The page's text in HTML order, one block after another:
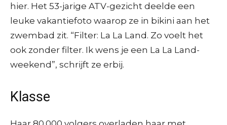
hier. Het 53-jarige ATV-gezicht deelde een
leuke vakantiefoto waarop ze in bikini aan het
zwembad zit. “Filter: La La Land. Zo voelt het
ook zonder filter. Ik wens je een La La Land-
weekend”, schrijft ze erbij.
Klasse